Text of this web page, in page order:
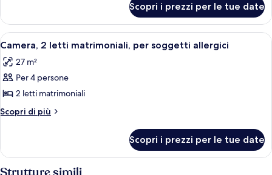
king,
per
soggetti
allergici
1
letto
king,
soggetti
allergici
Scopri i prezzi per le tue date
Apri
tutte
le
foto
per
Camera,
matrimoniali,
Biancheria da letto di alta qualità,
6
Camera, 2 letti matrimoniali, per soggetti allergici
27 m²
Per 4 persone
2 letti matrimoniali
Scopri di più
Altri
2
letti
Scopri i prezzi per le tue date